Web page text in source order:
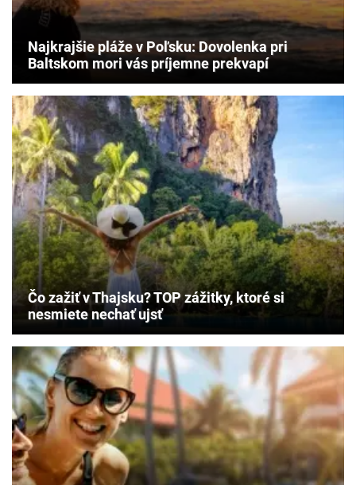
Najkrajšie pláže v Poľsku: Dovolenka pri
Baltskom mori vás príjemne prekvapí
Čo zažiť v Thajsku? TOP zážitky, ktoré si
nesmiete nechať ujsť